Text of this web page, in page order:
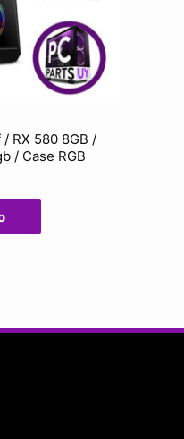
RX 580 8GB /
/ Case RGB